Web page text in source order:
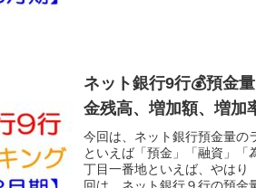
ネット銀行9行💰預金
金残高、増加額、増加
今回は、ネット銀行預金量の
といえば「預金」「融資」「
丁目一番地といえば、やはり
回は、ネット銀行９行の預金